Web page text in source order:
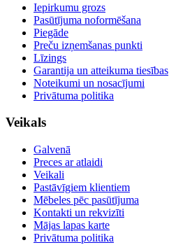
Iepirkumu grozs
Pasūtījuma noformēšana
Piegāde
Preču izņemšanas punkti
Līzings
Garantija un atteikuma tiesības
Noteikumi un nosacījumi
Privātuma politika
Veikals
Galvenā
Preces ar atlaidi
Veikali
Pastāvīgiem klientiem
Mēbeles pēc pasūtījuma
Kontakti un rekvizīti
Mājas lapas karte
Privātuma politika